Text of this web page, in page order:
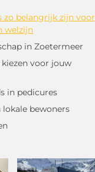
zo belangrijk zijn voor
welzijn
in Zoetermeer
voor jouw
in pedicures
bewoners